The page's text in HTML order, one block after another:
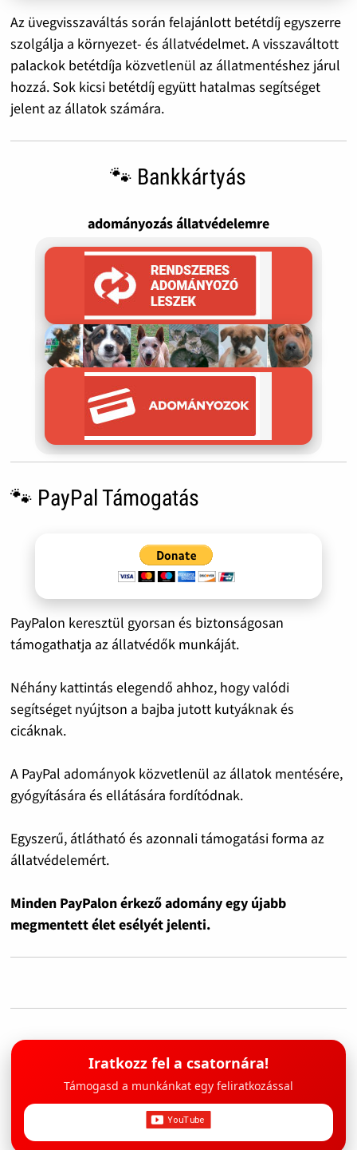
Az üvegvisszaváltás során felajánlott betétdíj egyszerre
szolgálja a környezet- és állatvédelmet. A visszaváltott
palackok betétdíja közvetlenül az állatmentéshez járul
hozzá. Sok kicsi betétdíj együtt hatalmas segítséget
jelent az állatok számára.
🐾 Bankkártyás
adományozás állatvédelemre
🐾 PayPal Támogatás
PayPalon keresztül gyorsan és biztonságosan
támogathatja az állatvédők munkáját.
Néhány kattintás elegendő ahhoz, hogy valódi
segítséget nyújtson a bajba jutott kutyáknak és
cicáknak.
A PayPal adományok közvetlenül az állatok mentésére,
gyógyítására és ellátására fordítódnak.
Egyszerű, átlátható és azonnali támogatási forma az
állatvédelemért.
Minden PayPalon érkező adomány egy újabb
megmentett élet esélyét jelenti.
Iratkozz fel a csatornára!
Támogasd a munkánkat egy feliratkozással